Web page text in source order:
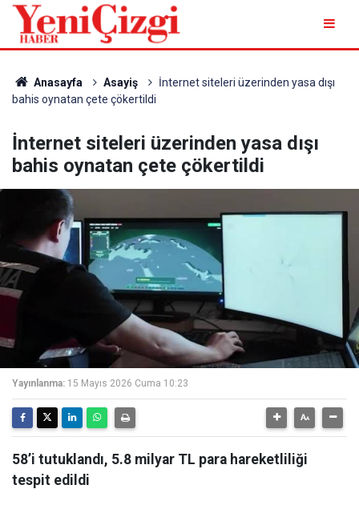
Anasayfa Asayiş
İnternet siteleri üzerinden yasa dışı
bahis oynatan çete çökertildi
İnternet siteleri üzerinden yasa dışı
bahis oynatan çete çökertildi
Yayınlanma: 15 Mayıs 2026 Cuma 10:23
58’i tutuklandı, 5.8 milyar TL para hareketliliği
tespit edildi